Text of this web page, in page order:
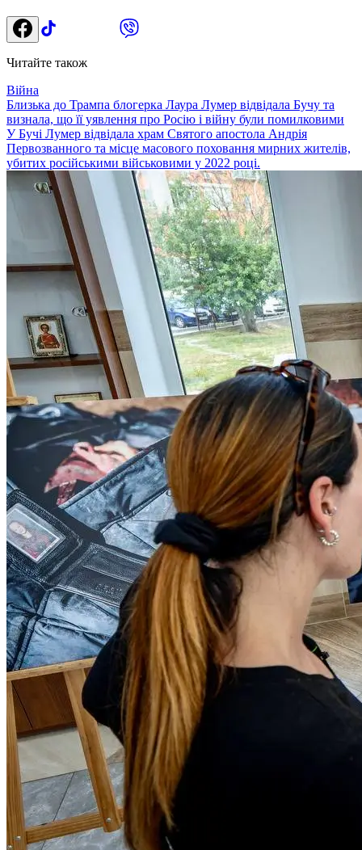
Читайте також
Війна
Близька до Трампа блогерка Лаура Лумер відвідала Бучу та
визнала, що її уявлення про Росію і війну були помилковими
У Бучі Лумер відвідала храм Святого апостола Андрія
Первозванного та місце масового поховання мирних жителів,
убитих російськими військовими у 2022 році.